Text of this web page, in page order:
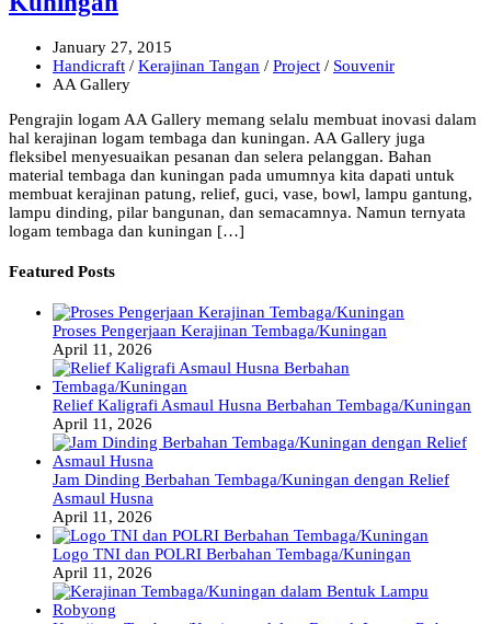
January 27, 2015
Handicraft / Kerajinan Tangan / Project / Souvenir
AA Gallery
Pengrajin logam AA Gallery memang selalu membuat inovasi dalam
hal kerajinan logam tembaga dan kuningan. AA Gallery juga
fleksibel menyesuaikan pesanan dan selera pelanggan. Bahan
material tembaga dan kuningan pada umumnya kita dapati untuk
membuat kerajinan patung, relief, guci, vase, bowl, lampu gantung,
lampu dinding, pilar bangunan, dan semacamnya. Namun ternyata
logam tembaga dan kuningan […]
Featured Posts
Proses Pengerjaan Kerajinan Tembaga/Kuningan
April 11, 2026
Relief Kaligrafi Asmaul Husna Berbahan Tembaga/Kuningan
April 11, 2026
Jam Dinding Berbahan Tembaga/Kuningan dengan Relief
Asmaul Husna
April 11, 2026
Logo TNI dan POLRI Berbahan Tembaga/Kuningan
April 11, 2026